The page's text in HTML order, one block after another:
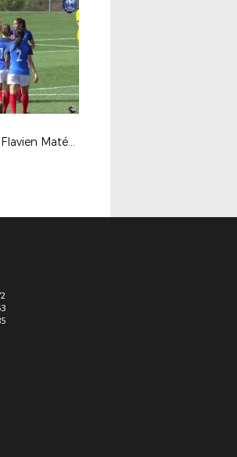
Portrait : à la rencontre de Flavien Matéo, père de Clara (Paris FC D1F)